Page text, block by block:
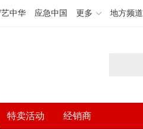
中华 应急中国 更多 地方频道
特卖活动 经销商